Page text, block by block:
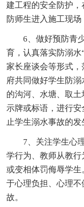
建工程的安全防护
防师生进入施工现场
6、做好预防青
育，认真落实防溺
家长座谈会等形式
府共同做好学生防
的沟河、水塘、取
示牌或标语，进行
止学生溺水事故的发
7、关注学生心
学行为、教师从教
或变相体罚侮辱学
于心理负担、心理
故。